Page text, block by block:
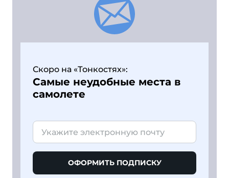
Скоро на «Тонкостях»:
Самые неудобные места в
самолете
ОФОРМИТЬ ПОДПИСКУ